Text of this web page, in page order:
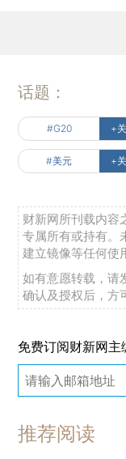
话题：
#G20 +
#美元 +
财新网所刊载内容
专属所有或持有。
建立镜像等任何使
如有意愿转载，请
确认及授权后，方
免费订阅财新网主
推荐阅读